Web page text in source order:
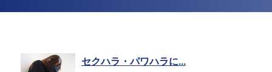
セクハラ・パワハラに...